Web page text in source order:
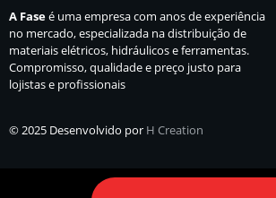
A Faseé uma empresa com anos de experiência
no mercado, especializada na distribuição de
materiais elétricos, hidráulicos e ferramentas.
Compromisso, qualidade e preço justo para
lojistas e profissionais
© 2025 Desenvolvido por H Creation